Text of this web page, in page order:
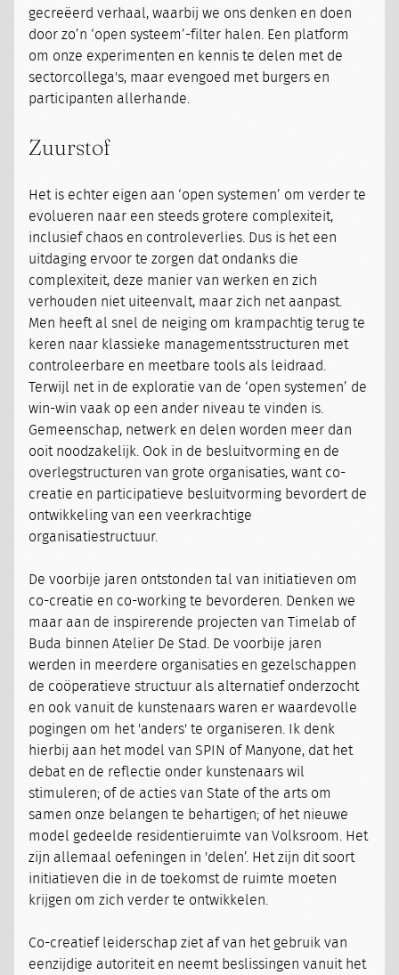
gecreëerd verhaal, waarbij we ons denken en doen
door zo’n ‘open systeem’-filter halen. Een platform
om onze experimenten en kennis te delen met de
sectorcollega's, maar evengoed met burgers en
participanten allerhande.
Zuurstof
Het is echter eigen aan ‘open systemen’ om verder te
evolueren naar een steeds grotere complexiteit,
inclusief chaos en controleverlies. Dus is het een
uitdaging ervoor te zorgen dat ondanks die
complexiteit, deze manier van werken en zich
verhouden niet uiteenvalt, maar zich net aanpast.
Men heeft al snel de neiging om krampachtig terug te
keren naar klassieke managementsstructuren met
controleerbare en meetbare tools als leidraad.
Terwijl net in de exploratie van de ‘open systemen’ de
win-win vaak op een ander niveau te vinden is.
Gemeenschap, netwerk en delen worden meer dan
ooit noodzakelijk. Ook in de besluitvorming en de
overlegstructuren van grote organisaties, want co-
creatie en participatieve besluitvorming bevordert de
ontwikkeling van een veerkrachtige
organisatiestructuur.
De voorbije jaren ontstonden tal van initiatieven om
co-creatie en co-working te bevorderen. Denken we
maar aan de inspirerende projecten van Timelab of
Buda binnen Atelier De Stad. De voorbije jaren
werden in meerdere organisaties en gezelschappen
de coöperatieve structuur als alternatief onderzocht
en ook vanuit de kunstenaars waren er waardevolle
pogingen om het 'anders' te organiseren. Ik denk
hierbij aan het model van SPIN of Manyone, dat het
debat en de reflectie onder kunstenaars wil
stimuleren; of de acties van State of the arts om
samen onze belangen te behartigen; of het nieuwe
model gedeelde residentieruimte van Volksroom. Het
zijn allemaal oefeningen in 'delen’. Het zijn dit soort
initiatieven die in de toekomst de ruimte moeten
krijgen om zich verder te ontwikkelen.
Co-creatief leiderschap ziet af van het gebruik van
eenzijdige autoriteit en neemt beslissingen vanuit het